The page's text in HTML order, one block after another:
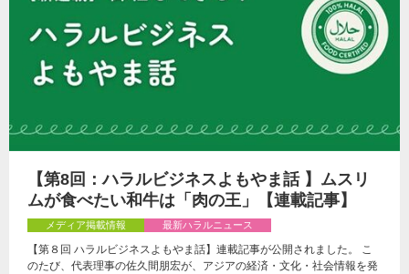
【第8回：ハラルビジネスよもやま話 】ムスリ
ムが食べたい和牛は「肉の王」【連載記事】
メディア掲載情報 最新ハラルニュース
【第８回 ハラルビジネスよもやま話】連載記事が公開されました。 こ
のたび、代表理事の佐久間朋宏が、アジアの経済・文化・社会情報を発